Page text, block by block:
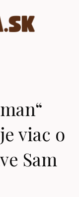
viac o
Sam